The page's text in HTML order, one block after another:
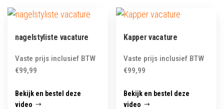
nagelstyliste vacature
Vaste prijs inclusief BTW
€99,99
Bekijk en bestel deze
video
Kapper vacature
Vaste prijs inclusief BTW
€99,99
Bekijk en bestel deze
video